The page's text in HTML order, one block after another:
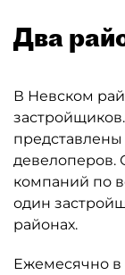
Два
В Невском
девелоперов.
компаний по
один
районах.
Ежемесячно